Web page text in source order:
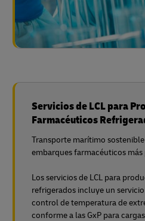
Servicios de LCL para
Farmacéuticos
Transporte marítimo
embarques farmacéuticos más
Los servicios de LCL para
refrigerados incluye un
control de temperatura de
conforme a las GxP para